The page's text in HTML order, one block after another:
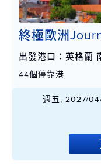
終極歐洲
出發港口：英格蘭
44個停靠港
週五, 2027/